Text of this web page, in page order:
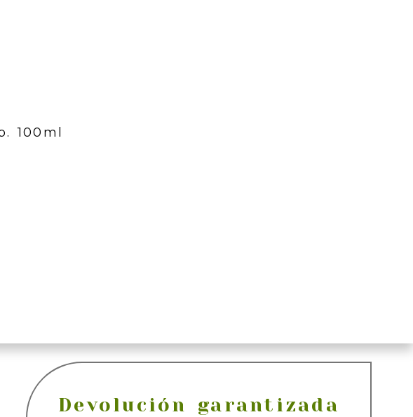
100ml
Devolución garantizada